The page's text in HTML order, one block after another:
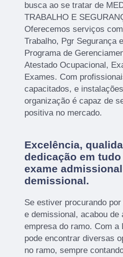
busca ao se tratar de
TRABALHO E
Oferecemos serviços
Trabalho, Pgr Segurança
Programa de
Atestado Ocupacional,
Exames. Com
capacitados, e
organização é capaz de
positiva no mercado.
Excelência,
dedicação em
exame
demissional.
Se estiver procurando
e demissional, acabou de
empresa do ramo. Com a
pode encontrar diversas
no ramo, sempre